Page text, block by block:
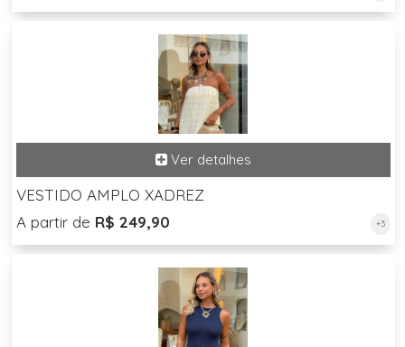
VESTIDO AMPLO XADREZ
A partir de R$ 249,90 +3